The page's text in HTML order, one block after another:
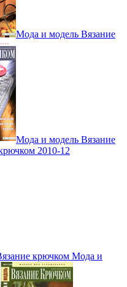
Мода и модель Вязание
Мода и модель Вязание
2010-12
крючком Мода и